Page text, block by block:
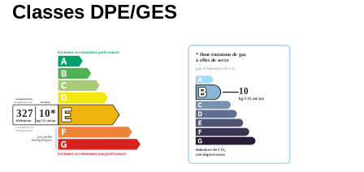
Classes DPE/GES